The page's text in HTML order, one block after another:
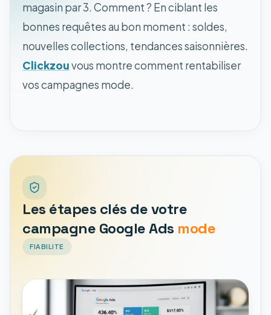
magasin par 3. Comment ? En ciblant les
bonnes requêtes au bon moment : soldes,
nouvelles collections, tendances saisonnières.
Clickzouvous montre comment rentabiliser
vos campagnes mode.
Les étapes clés de votre
campagne Google Ads mode
FIABILITE